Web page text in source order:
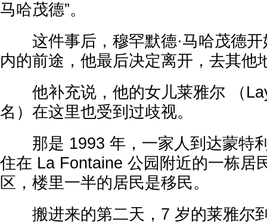
马哈茂德”。
这件事后，穆罕默德·马哈茂德开
内的前途，他最后决定离开，去其他
他补充说，他的女儿莱雅尔 （
名）在这里也受到过歧视。
那是 1993 年，一家人到达蒙特
住在 La Fontaine 公园附近的一栋居
区，楼里一半的居民是移民。
搬进来的第二天，7 岁的莱雅尔